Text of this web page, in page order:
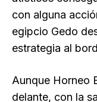
con alguna
egipcio Gedo
estrategia al
Aunque Horneo
delante, con la